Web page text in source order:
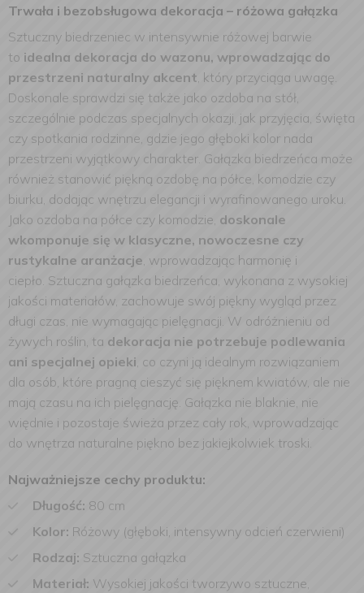
Trwała i bezobsługowa dekoracja – różowa gałązka
Sztuczny biedrzeniec w intensywnie różowej barwie
to idealna dekoracja do wazonu, wprowadzając do
przestrzeni naturalny akcent, który przyciąga uwagę.
Doskonale sprawdzi się także jako ozdoba na stół,
szczególnie podczas specjalnych okazji, jak przyjęcia, święta
czy spotkania rodzinne, gdzie jego głęboki kolor nada
przestrzeni wyjątkowy charakter. Gałązka biedrzeńca może
również stanowić piękną ozdobę na półce, komodzie czy
biurku, dodając wnętrzu elegancji i wyrafinowanego uroku.
Jako ozdoba na półce czy komodzie, doskonale
wkomponuje się w klasyczne, nowoczesne czy
rustykalne aranżacje, wprowadzając harmonię i
ciepło. Sztuczna gałązka biedrzeńca, wykonana z wysokiej
jakości materiałów, zachowuje swój piękny wygląd przez
długi czas, nie wymagając pielęgnacji. W odróżnieniu od
żywych roślin, ta dekoracja nie potrzebuje podlewania
ani specjalnej opieki, co czyni ją idealnym rozwiązaniem
dla osób, które pragną cieszyć się pięknem kwiatów, ale nie
mają czasu na ich pielęgnację. Gałązka nie blaknie, nie
więdnie i pozostaje świeża przez cały rok, wprowadzając
do wnętrza naturalne piękno bez jakiejkolwiek troski.
Najważniejsze cechy produktu:
Długość: 80 cm
Kolor: Różowy (głęboki, intensywny odcień czerwieni)
Rodzaj: Sztuczna gałązka
Materiał: Wysokiej jakości tworzywo sztuczne,